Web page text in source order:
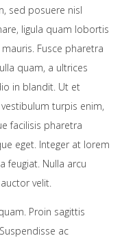
sed posuere nisl
ligula quam lobortis
Fusce pharetra
quam, a ultrices
in blandit. Ut et
turpis enim,
facilisis pharetra
eget. Integer at lorem
feugiat. Nulla arcu
velit.
Proin sagittis
ac